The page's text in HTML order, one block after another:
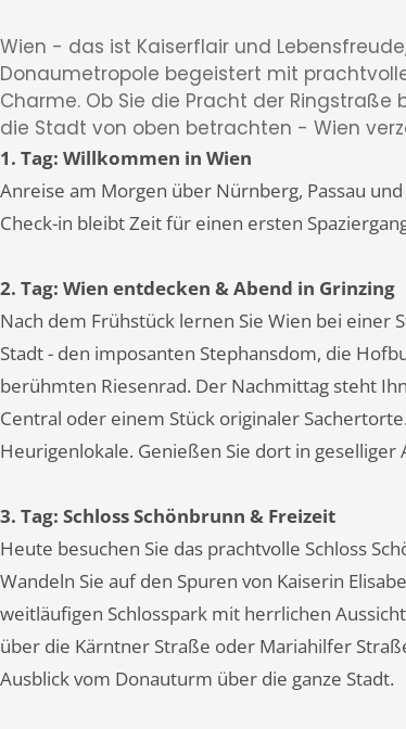
Wien - das ist Kaiserflair und
Donaumetropole begeistert mit
Charme. Ob Sie die Pracht der
die Stadt von oben betrachten - Wien
1. Tag: Willkommen in Wien
Anreise am Morgen über Nürnberg, Passau
Check-in bleibt Zeit für einen ersten
2. Tag: Wien entdecken & Abend in Grinzing
Nach dem Frühstück lernen Sie Wien bei
Stadt - den imposanten Stephansdom, die
berühmten Riesenrad. Der Nachmittag steht
Central oder einem Stück originaler
Heurigenlokale. Genießen Sie dort in
3. Tag: Schloss Schönbrunn & Freizeit
Heute besuchen Sie das prachtvolle Schloss
Wandeln Sie auf den Spuren von Kaiserin
weitläufigen Schlosspark mit herrlichen
über die Kärntner Straße oder Mariahilfer
Ausblick vom Donauturm über die ganze Stadt.